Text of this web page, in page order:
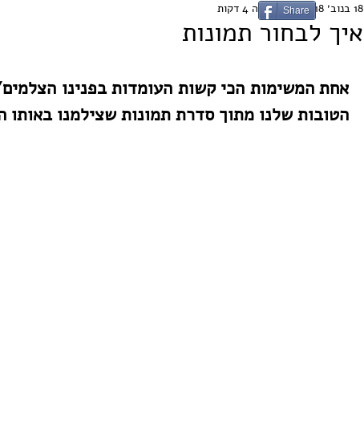
איך לבחור תמונות
18 בנוב׳ 2018 זמן קריאה 4 דקות
הטובות שלנו מתוך סדרת תמונות שצילמנו באותו
Share